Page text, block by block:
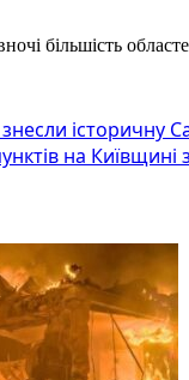
більшість
історичну
на